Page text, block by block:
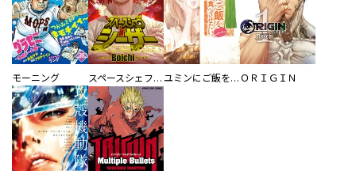
モーニング スペースシェフシーザー ユミンにご飯を食べさせたい ＯＲＩＧＩＮ